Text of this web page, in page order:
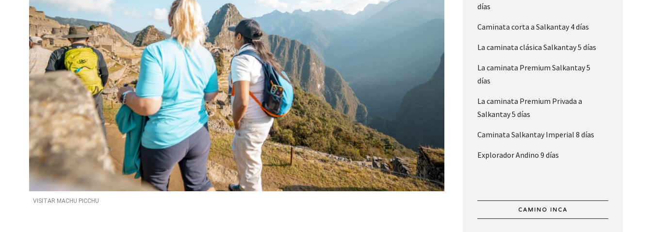
VISITAR MACHU PICCHU
días
Caminata corta a Salkantay 4 días
La caminata clásica Salkantay 5 días
La caminata Premium Salkantay 5
días
La caminata Premium Privada a
Salkantay 5 días
Caminata Salkantay Imperial 8 días
Explorador Andino 9 días
CAMINO INCA